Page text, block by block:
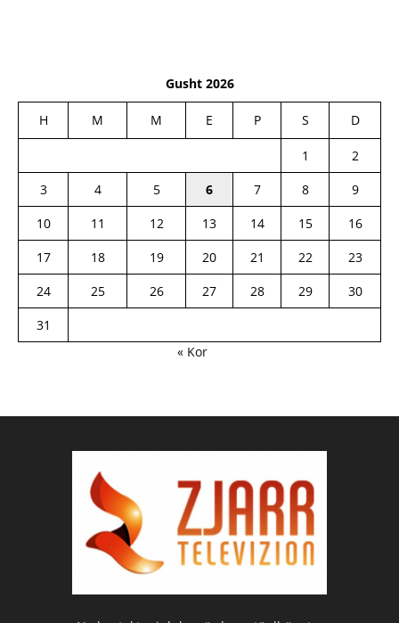
Gusht 2026
H M M E P S D
1
2
3
4 5 6 7 8
9
10
11 12 13 14 15
16
17
18 19 20 21 22
23
24
25 26 27 28 29
30
31
« Kor